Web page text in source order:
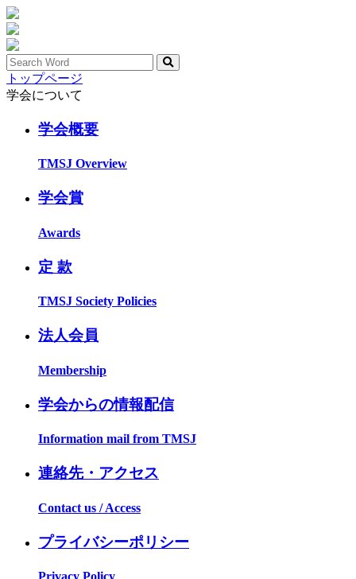
トップページ
学会について
学会概要
TMSJ Overview
学会賞
Awards
定 款
TMSJ Society Policies
法人会員
Membership
学会からの情報配信
Information mail from TMSJ
連絡先・アクセス
Contact us / Access
プライバシーポリシー